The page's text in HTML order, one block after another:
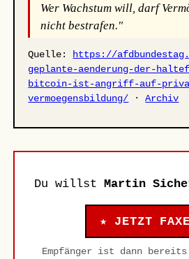
Wer Wachstum will, darf
nicht bestrafen."
Quelle:
https://
geplante-aenderung-der-
bitcoin-ist-angriff-auf-
vermoegensbildung/ ·Archiv
Du willst Martin
★ JETZT
Empfänger ist dann